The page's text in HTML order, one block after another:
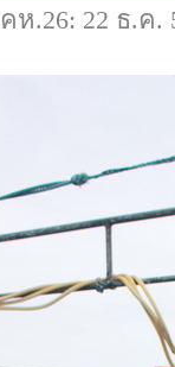
คห.26: 22 ธ.ค.